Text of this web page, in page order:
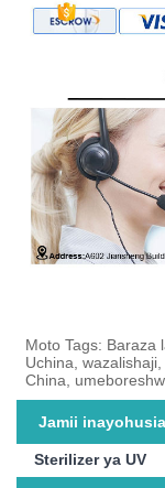
Moto Tags: Baraza
Uchina,
China,
Jamii
Sterilizer ya UV